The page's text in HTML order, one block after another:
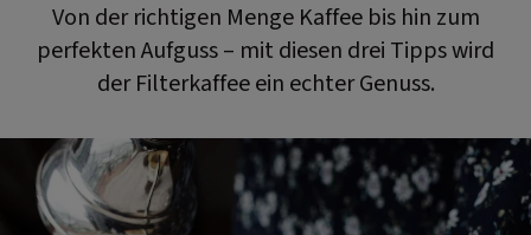
Von der richtigen Menge Kaffee bis hin zum
perfekten Aufguss – mit diesen drei Tipps wird
der Filterkaffee ein echter Genuss.